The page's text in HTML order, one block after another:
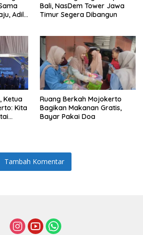
Adil,
Bali, NasDem Tower Jawa
Timur Segera Dibangun
Ketua
Kita
Ruang Berkah Mojokerto
Bagikan Makanan Gratis,
Bayar Pakai Doa
Tambah Komentar